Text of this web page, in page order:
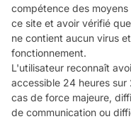
compétence des
ce site et avoir vérifié
ne contient aucun virus
fonctionnement.
L'utilisateur reconnaît
accessible 24 heures
cas de force majeure,
de communication ou